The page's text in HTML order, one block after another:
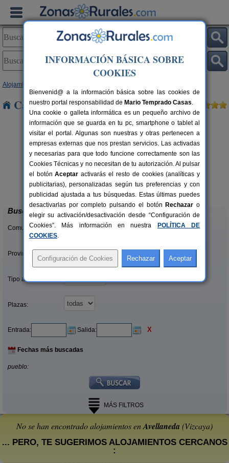
Alojamientos
Casas Rurales cerca de Avellaneda
7 pers.
desde25 €
Bungalows Portuondo
Mundaka (Vizcaya)
Buscar
Comunidades:
Provincias/Islas:
Tipo alquiler:
Plazas:
Entrada: Salida: X
Fechas más buscadas
pueblo:
MÁS FILTROS
No se han encontrado alojamientos enAvellaneda (Vizcaya)
... PERO, TE SUGERIMOS ALOJAMIENTOS CERCANOS
:
INFORMACIÓN BÁSICA SOBRE
COOKIES
Bienvenid@ a la información básica sobre las cookies de
nuestro portal responsabilidad de Mario Temprado Casas.
Una cookie o galleta informática es un pequeño archivo de
información que se guarda en tu pc, smartphone o tablet al
visitar el portal. Algunas son nuestras y otras pertenecen a
empresas externas que nos prestan servicios. Las activadas
y necesarias para que todo funcione correctamente son las
Cookies Técnicas y no necesitan de tu autorización. Al pulsar
el botónAceptar activarás el resto de cookies (analíticas y
publicitarias), personalizadas según tus preferencias y con
publicidad ajustada a tus búsquedas. Estas últimas puedes
desactivarlas por completo pulsando el botón Rechazar o
elegir su activación/desactivación desde “Configuración de
Cookies”. Más información en nuestra
POLÍTICA DE
COOKIES.